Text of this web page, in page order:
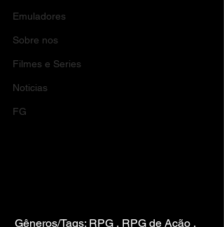
Emuladores
Sobre nos
Filmes e Series
Noticias
FG
Gêneros/Tags: RPG , RPG de Ação ,